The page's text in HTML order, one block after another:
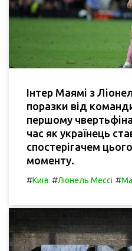
Інтер Маямі з
поразки від
першому
час як українець
спостерігачем
моменту.
#Київ #Ліонель Мессі #